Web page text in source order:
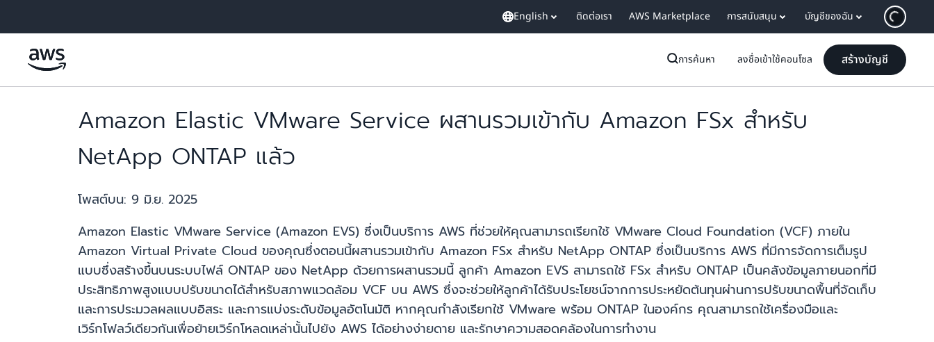
English ติดต่อเรา AWS Marketplace การสนับสนุน บัญชีของฉัน
การค้นหา ลงชื่อเข้าใช้คอนโซล สร้างบัญชี
Amazon Elastic VMware Service ผสานรวมเข้ากับ Amazon FSx สำหรับ
NetApp ONTAP แล้ว
โพสต์บน: 9 มิ.ย. 2025
Amazon Elastic VMware Service (Amazon EVS) ซึ่งเป็นบริการ AWS ที่ช่วยให้คุณสามารถเรียกใช้ VMware Cloud Foundation (VCF) ภายใน
Amazon Virtual Private Cloud ของคุณซึ่งตอนนี้ผสานรวมเข้ากับ Amazon FSx สำหรับ NetApp ONTAP ซึ่งเป็นบริการ AWS ที่มีการจัดการเต็มรูป
แบบซึ่งสร้างขึ้นบนระบบไฟล์ ONTAP ของ NetApp ด้วยการผสานรวมนี้ ลูกค้า Amazon EVS สามารถใช้ FSx สำหรับ ONTAP เป็นคลังข้อมูลภายนอกที่มี
ประสิทธิภาพสูงแบบปรับขนาดได้สำหรับสภาพแวดล้อม VCF บน AWS ซึ่งจะช่วยให้ลูกค้าได้รับประโยชน์จากการประหยัดต้นทุนผ่านการปรับขนาดพื้นที่จัดเก็บ
และการประมวลผลแบบอิสระ และการแบ่งระดับข้อมูลอัตโนมัติ หากคุณกำลังเรียกใช้ VMware พร้อม ONTAP ในองค์กร คุณสามารถใช้เครื่องมือและ
เวิร์กโฟลว์เดียวกันเพื่อย้ายเวิร์กโหลดเหล่านั้นไปยัง AWS ได้อย่างง่ายดาย และรักษาความสอดคล้องในการทำงาน